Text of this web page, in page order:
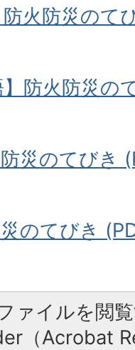
防火防災のて
】防火防災の
防災のてびき
災のてびき
ァイルを閲
（Acrobat